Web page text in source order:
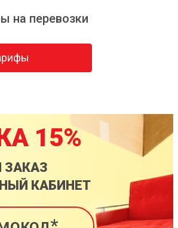
на перевозки
15%
ЗАКАЗ
КАБИНЕТ